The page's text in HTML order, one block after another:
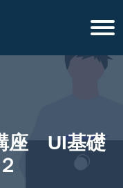
座 UI基礎